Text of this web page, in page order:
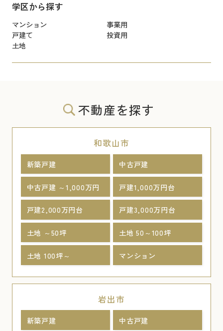
学区から探す
マンション
事業用
戸建て
投資用
土地
不動産を探す
和歌山市
新築戸建 中古戸建
中古戸建 ～1,000万円 戸建1,000万円台
戸建2,000万円台 戸建3,000万円台
土地 ～50坪 土地 50～100坪
土地 100坪～ マンション
岩出市
新築戸建 中古戸建